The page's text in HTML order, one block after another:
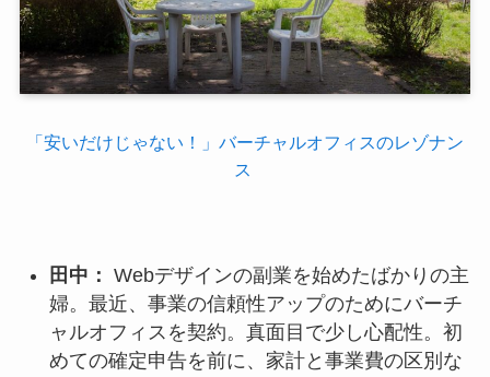
「安いだけじゃない！」バーチャルオフィスのレゾナン
ス
田中： Webデザインの副業を始めたばかりの主
婦。最近、事業の信頼性アップのためにバーチ
ャルオフィスを契約。真面目で少し心配性。初
めての確定申告を前に、家計と事業費の区別な